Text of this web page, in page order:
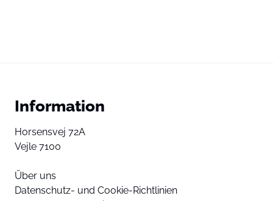
Information
Horsensvej 72A
Vejle 7100
Über uns
Datenschutz- und Cookie-Richtlinien